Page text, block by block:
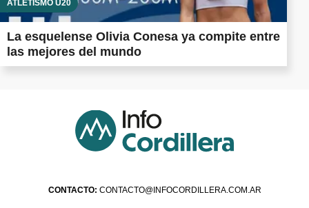
ATLETISMO U20
La esquelense Olivia Conesa ya compite entre
las mejores del mundo
CONTACTO: CONTACTO@INFOCORDILLERA.COM.AR